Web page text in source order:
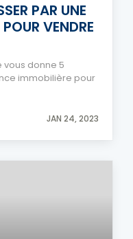
PAR UNE
VENDRE
vous donne 5
immobilière pour
JAN 24, 2023